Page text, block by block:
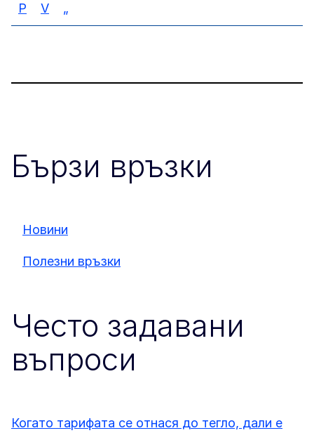
P V „
Бързи връзки
Новини
Полезни връзки
Често задавани
въпроси
Когато тарифата се отнася до тегло, дали е